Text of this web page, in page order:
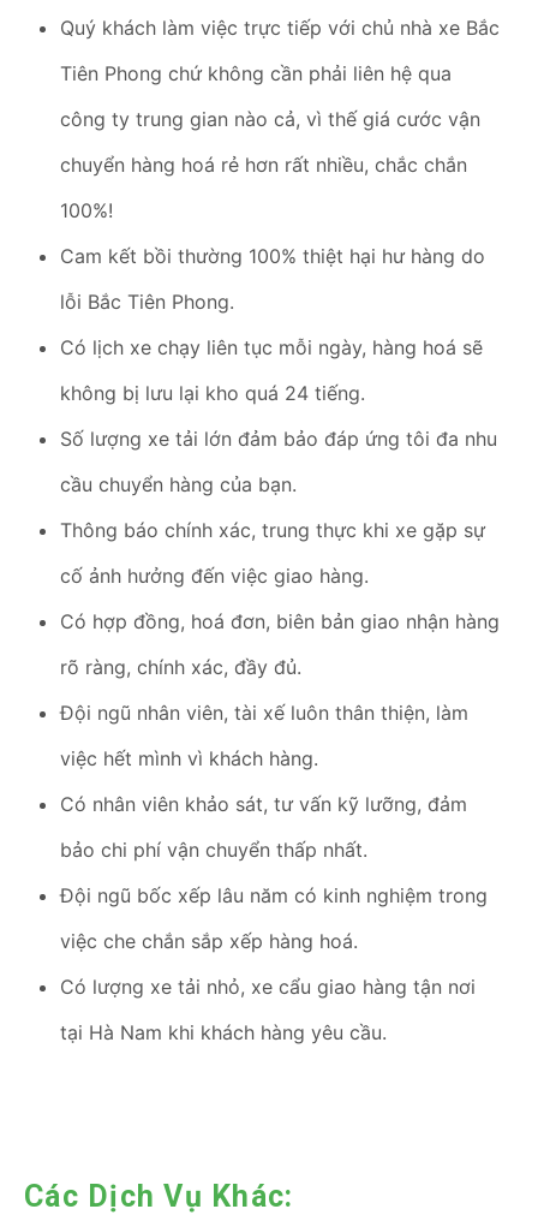
Quý khách làm việc trực tiếp với chủ nhà xe Bắc
Tiên Phong chứ không cần phải liên hệ qua
công ty trung gian nào cả, vì thế giá cước vận
chuyển hàng hoá rẻ hơn rất nhiều, chắc chắn
100%!
Cam kết bồi thường 100% thiệt hại hư hàng do
lỗi Bắc Tiên Phong.
Có lịch xe chạy liên tục mỗi ngày, hàng hoá sẽ
không bị lưu lại kho quá 24 tiếng.
Số lượng xe tải lớn đảm bảo đáp ứng tôi đa nhu
cầu chuyển hàng của bạn.
Thông báo chính xác, trung thực khi xe gặp sự
cố ảnh hưởng đến việc giao hàng.
Có hợp đồng, hoá đơn, biên bản giao nhận hàng
rõ ràng, chính xác, đầy đủ.
Đội ngũ nhân viên, tài xế luôn thân thiện, làm
việc hết mình vì khách hàng.
Có nhân viên khảo sát, tư vấn kỹ lưỡng, đảm
bảo chi phí vận chuyển thấp nhất.
Đội ngũ bốc xếp lâu năm có kinh nghiệm trong
việc che chắn sắp xếp hàng hoá.
Có lượng xe tải nhỏ, xe cẩu giao hàng tận nơi
tại Hà Nam khi khách hàng yêu cầu.
Các Dịch Vụ Khác: